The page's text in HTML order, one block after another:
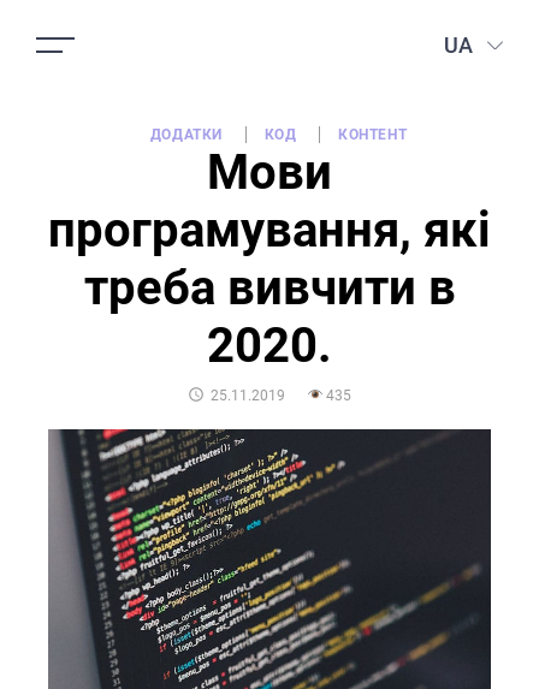
UA
ДОДАТКИ КОД КОНТЕНТ
Мови
програмування, які
треба вивчити в
2020.
POSTED
25.11.2019 435